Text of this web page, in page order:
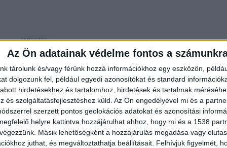
Az Ön adatainak védelme fontos a
tárolunk és/vagy férünk hozzá információkhoz egy eszközön,
dolgozunk fel, például egyedi azonosítókat és standard
hirdetésekhez és tartalomhoz, hirdetések és tartalmak
és szolgáltatásfejlesztéshez küld. Az Ön engedélyével mi és a
szerzett pontos geolokációs adatokat és azonosítási
helyre kattintva hozzájárulhat ahhoz, hogy mi és a 1538
Másik lehetőségként a hozzájárulás megadása vagy
juthat, és megváltoztathatja beállításait. Felhívjuk figyelmét,
tehervonat elgázolt egy – feltehetően
– embert a III. körzet tanya elnevezésű útnál
helyszínelés végéig szünetelt a vasúti